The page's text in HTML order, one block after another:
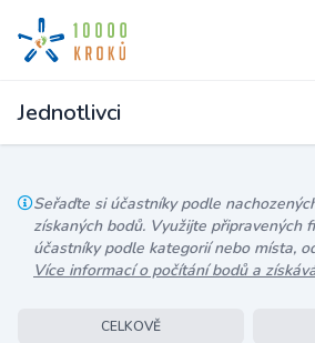
Jednotlivci
Seřaďte si účastníky podle
získaných bodů. Využijte připravených
účastníky podle kategorií nebo místa,
Více informací o počítání bodů a
CELKOVĚ